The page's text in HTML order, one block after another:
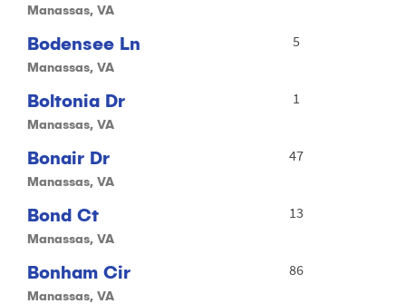
Manassas, VA
Bodensee Ln
Manassas, VA
5
Boltonia Dr
Manassas, VA
1
Bonair Dr
Manassas, VA
47
Bond Ct
Manassas, VA
13
Bonham Cir
Manassas, VA
86